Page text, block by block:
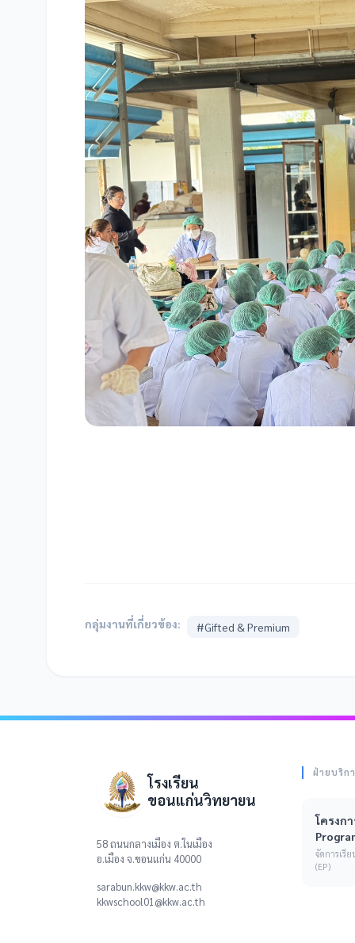
กลุ่มงานที่เกี่ยวข้อง: #Gifted & Premium
โรงเรียน
ขอนแก่นวิทยายน
58 ถนนกลางเมือง ต.ในเมือง
อ.เมือง จ.ขอนแก่น 40000
sarabun.kkw@kkw.ac.th
kkwschool01@kkw.ac.th
ฝ่ายบริก
โครงก
จัดการเรี
(EP)